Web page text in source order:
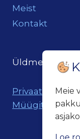
Meist
Kontakt
Üldmeil:
Meie